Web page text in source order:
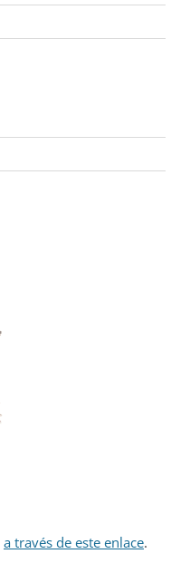
a través de este enlace.